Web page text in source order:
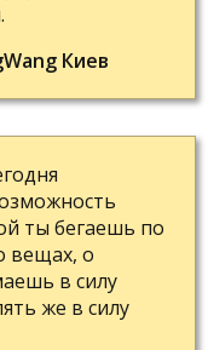
Киев
ты бегаешь по
вещах, о
в силу
же в силу